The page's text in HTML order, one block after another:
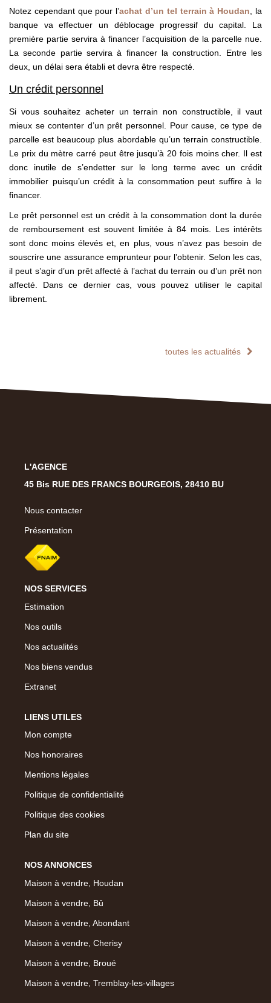
Notez cependant que pour l’achat d’un tel terrain à Houdan , la
banque va effectuer un déblocage progressif du capital. La
première partie servira à financer l’acquisition de la parcelle nue.
La seconde partie servira à financer la construction. Entre les
deux, un délai sera établi et devra être respecté.
Un crédit personnel
Si vous souhaitez acheter un terrain non constructible, il vaut
mieux se contenter d’un prêt personnel. Pour cause, ce type de
parcelle est beaucoup plus abordable qu’un terrain constructible.
Le prix du mètre carré peut être jusqu’à 20 fois moins cher. Il est
donc inutile de s’endetter sur le long terme avec un crédit
immobilier puisqu’un crédit à la consommation peut suffire à le
financer.
Le prêt personnel est un crédit à la consommation dont la durée
de remboursement est souvent limitée à 84 mois. Les intérêts
sont donc moins élevés et, en plus, vous n’avez pas besoin de
souscrire une assurance emprunteur pour l’obtenir. Selon les cas,
il peut s’agir d’un prêt affecté à l’achat du terrain ou d’un prêt non
affecté. Dans ce dernier cas, vous pouvez utiliser le capital
librement.
toutes les actualités
L'AGENCE
45 Bis RUE DES FRANCS BOURGEOIS, 28410 BU
Nous contacter
Présentation
NOS SERVICES
Estimation
Nos outils
Nos actualités
Nos biens vendus
Extranet
LIENS UTILES
Mon compte
Nos honoraires
Mentions légales
Politique de confidentialité
Politique des cookies
Plan du site
NOS ANNONCES
Maison à vendre, Houdan
Maison à vendre, Bû
Maison à vendre, Abondant
Maison à vendre, Cherisy
Maison à vendre, Broué
Maison à vendre, Tremblay-les-villages